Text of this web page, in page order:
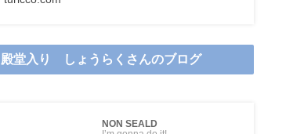
殿堂入り しょうらくさんのブログ
NON SEALD